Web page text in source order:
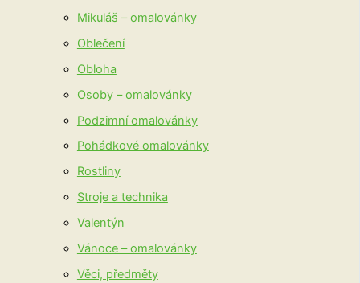
Mikuláš – omalovánky
Oblečení
Obloha
Osoby – omalovánky
Podzimní omalovánky
Pohádkové omalovánky
Rostliny
Stroje a technika
Valentýn
Vánoce – omalovánky
Věci, předměty